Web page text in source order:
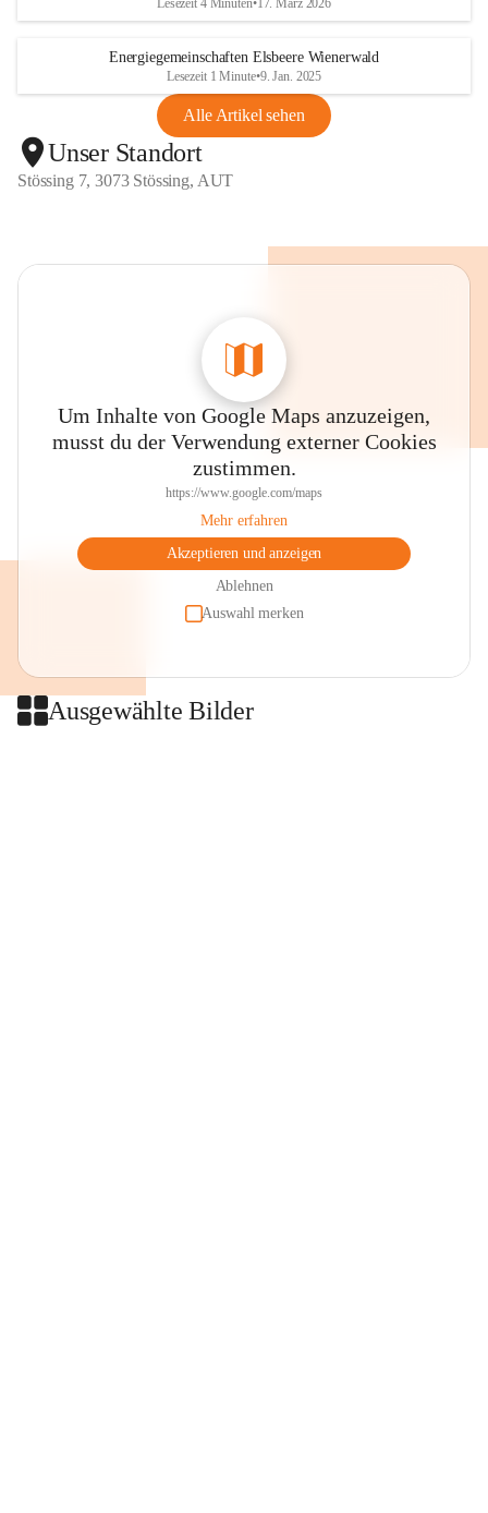
Lesezeit 4 Minuten•17. März 2026
Energiegemeinschaften Elsbeere Wienerwald
Lesezeit 1 Minute•9. Jan. 2025
Alle Artikel sehen
Unser Standort
Stössing 7, 3073 Stössing, AUT
Um Inhalte von Google Maps anzuzeigen,
musst du der Verwendung externer Cookies
zustimmen.
https://www.google.com/maps
Mehr erfahren
Akzeptieren und anzeigen
Ablehnen
Auswahl merken
Ausgewählte Bilder